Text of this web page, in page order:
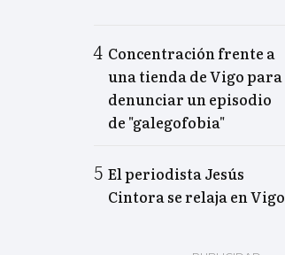
Concentración frente a
una tienda de Vigo para
denunciar un episodio
de "galegofobia"
El periodista Jesús
Cintora se relaja en Vigo